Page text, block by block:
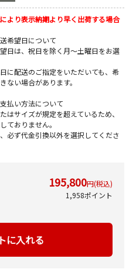
より表示納期より早く出荷する場合
希望日について
日は、祝日を除く月～土曜日をお選
に配送のご指定をいただいても、希
ない場合があります。
払い方法について
はサイズが規定を超えているため、
ておりません。
必ず代金引換以外を選択してくださ
195,800円(税込)
1,958ポイント